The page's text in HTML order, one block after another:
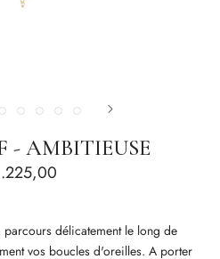
- AMBITIEUSE
délicatement le long de
vos boucles d'oreilles. A porter